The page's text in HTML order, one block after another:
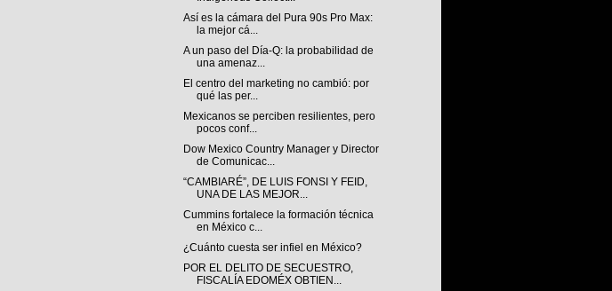
Así es la cámara del Pura 90s Pro Max:
la mejor cá...
A un paso del Día-Q: la probabilidad de
una amenaz...
El centro del marketing no cambió: por
qué las per...
Mexicanos se perciben resilientes, pero
pocos conf...
Dow Mexico Country Manager y Director
de Comunicac...
“CAMBIARÉ”, DE LUIS FONSI Y FEID,
UNA DE LAS MEJOR...
Cummins fortalece la formación técnica
en México c...
¿Cuánto cuesta ser infiel en México?
POR EL DELITO DE SECUESTRO,
FISCALÍA EDOMÉX OBTIEN...